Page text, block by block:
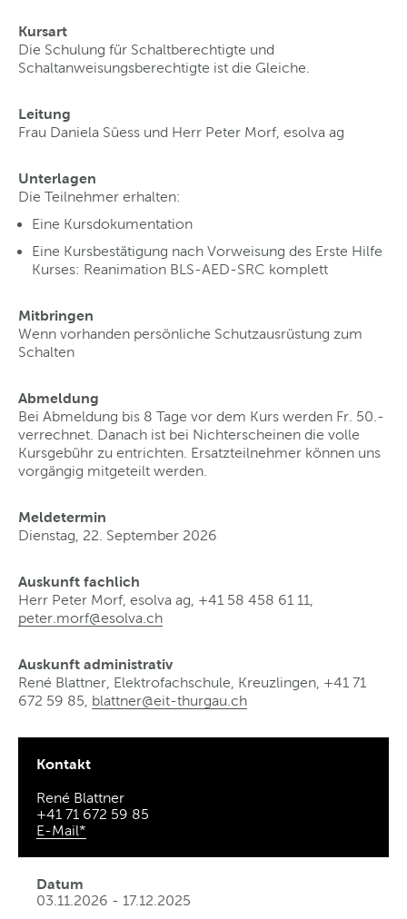
Kursart
Die Schulung für Schaltberechtigte und
Schaltanweisungsberechtigte ist die Gleiche.
Leitung
Frau Daniela Süess und Herr Peter Morf, esolva ag
Unterlagen
Die Teilnehmer erhalten:
Eine Kursdokumentation
Eine Kursbestätigung nach Vorweisung des Erste Hilfe
Kurses: Reanimation BLS-AED-SRC komplett
Mitbringen
Wenn vorhanden persönliche Schutzausrüstung zum
Schalten
Abmeldung
Bei Abmeldung bis 8 Tage vor dem Kurs werden Fr. 50.-
verrechnet. Danach ist bei Nichterscheinen die volle
Kursgebühr zu entrichten. Ersatzteilnehmer können uns
vorgängig mitgeteilt werden.
Meldetermin
Dienstag, 22. September 2026
Auskunft fachlich
Herr Peter Morf, esolva ag, +41 58 458 61 11,
peter.morf@esolva ch
Auskunft administrativ
René Blattner, Elektrofachschule, Kreuzlingen, +41 71
672 59 85, blattner@eit-thurgau ch
Kontakt
René Blattner
+41 71 672 59 85
E-Mail*
Datum
03.11.2026 - 17.12.2025